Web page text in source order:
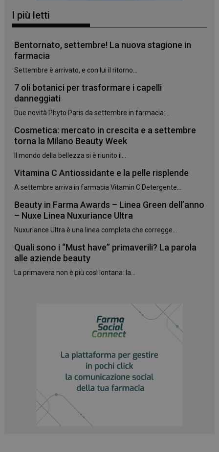
I più letti
Bentornato, settembre! La nuova stagione in
farmacia
Settembre è arrivato, e con lui il ritorno...
7 oli botanici per trasformare i capelli
danneggiati
Due novità Phyto Paris da settembre in farmacia:...
Cosmetica: mercato in crescita e a settembre
torna la Milano Beauty Week
Il mondo della bellezza si è riunito il...
Vitamina C Antiossidante e la pelle risplende
A settembre arriva in farmacia Vitamin C Detergente...
Beauty in Farma Awards – Linea Green dell’anno
– Nuxe Linea Nuxuriance Ultra
Nuxuriance Ultra è una linea completa che corregge...
Quali sono i “Must have” primaverili? La parola
alle aziende beauty
La primavera non è più così lontana: la...
_ga_YJ0035S3E9
CookieScriptConsent
CookieScript